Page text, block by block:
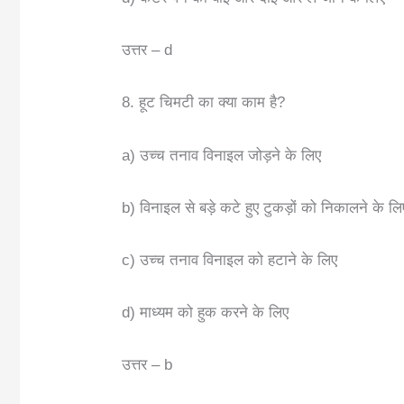
उत्तर – d
8. हूट चिमटी का क्या काम है?
a) उच्च तनाव विनाइल जोड़ने के लिए
b) विनाइल से बड़े कटे हुए टुकड़ों को निकालने के
c) उच्च तनाव विनाइल को हटाने के लिए
d) माध्यम को हुक करने के लिए
उत्तर – b